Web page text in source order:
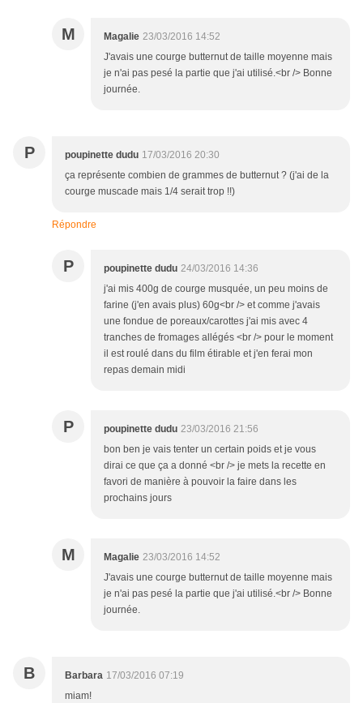
M Magalie 23/03/2016 14:52
J'avais une courge butternut de taille moyenne mais
je n'ai pas pesé la partie que j'ai utilisé.<br /> Bonne
journée.
P poupinette dudu 17/03/2016 20:30
ça représente combien de grammes de butternut ? (j'ai de la
courge muscade mais 1/4 serait trop !!)
Répondre
P poupinette dudu 24/03/2016 14:36
j'ai mis 400g de courge musquée, un peu moins de
farine (j'en avais plus) 60g<br /> et comme j'avais
une fondue de poreaux/carottes j'ai mis avec 4
tranches de fromages allégés <br /> pour le moment
il est roulé dans du film étirable et j'en ferai mon
repas demain midi
P poupinette dudu 23/03/2016 21:56
bon ben je vais tenter un certain poids et je vous
dirai ce que ça a donné <br /> je mets la recette en
favori de manière à pouvoir la faire dans les
prochains jours
M Magalie 23/03/2016 14:52
J'avais une courge butternut de taille moyenne mais
je n'ai pas pesé la partie que j'ai utilisé.<br /> Bonne
journée.
B Barbara 17/03/2016 07:19
miam!